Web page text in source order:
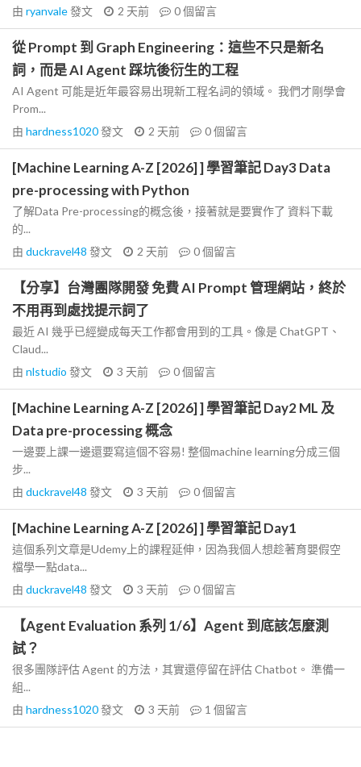
由 ryanvale發文 2 天前 0個留言
從 Prompt 到 Graph Engineering：這些不只是新名
詞，而是 AI Agent 踩坑後衍生的工程
AI Agent 可能是近年最容易出現新工程名詞的領域。 我們才剛學會
Prom...
由 hardness1020發文 2 天前 0個留言
[Machine Learning A-Z [2026] ] 學習筆記 Day3 Data
pre-processing with Python
了解Data Pre-processing的概念後，接著就是要實作了 資料下載
的...
由 duckravel48 發文 2 天前 0個留言
【分享】台灣團隊開發 免費 AI Prompt 管理網站，終於
不用再到處找提示詞了
最近 AI 幾乎已經變成每天工作都會用到的工具。像是 ChatGPT、
Claud...
由 nlstudio 發文 3 天前 0個留言
[Machine Learning A-Z [2026] ] 學習筆記 Day2 ML 及
Data pre-processing 概念
一邊要上課一邊還要寫這個不容易! 整個machine learning分成三個
步...
由 duckravel48 發文 3 天前 0個留言
[Machine Learning A-Z [2026] ] 學習筆記 Day1
這個系列文章是Udemy上的課程延伸，因為我個人想趁著育嬰假空
檔學一點data...
由 duckravel48 發文 3 天前 0個留言
【Agent Evaluation 系列 1/6】Agent 到底該怎麼測
試？
很多團隊評估 Agent 的方法，其實還停留在評估 Chatbot。 準備一
組...
由 hardness1020發文 3 天前 1 個留言